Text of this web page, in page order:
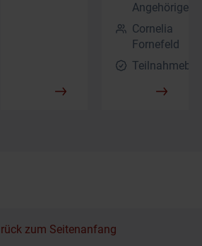
Angehörige
Cornelia
Fornefeld
zum Seitenanfang